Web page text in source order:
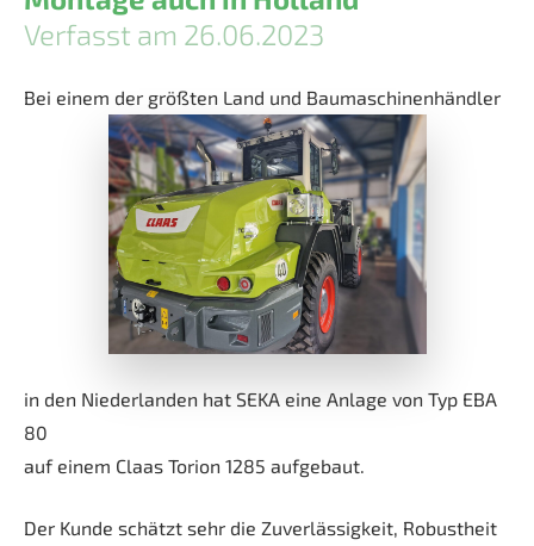
Verfasst am 26.06.2023
Bei einem der größten Land und Baumaschinenhändler
in den Niederlanden hat SEKA eine Anlage von Typ EBA
80
auf einem Claas Torion 1285 aufgebaut.
Der Kunde schätzt sehr die Zuverlässigkeit, Robustheit